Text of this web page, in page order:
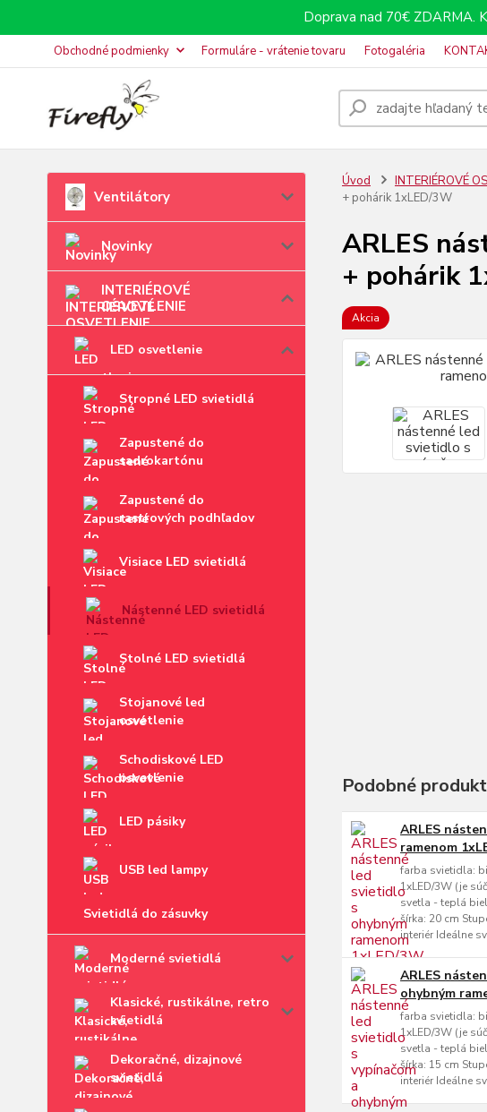
Doprava nad 70€ ZDARMA.
Obchodné podmienky Formuláre - vrátenie tovaru Fotogaléria
Ventilátory
Novinky
INTERIÉROVÉ
OSVETLENIE
LED osvetlenie
Stropné LED svietidlá
Zapustené do
sadrokartónu
Zapustené do
rastrových podhľadov
Visiace LED svietidlá
Nástenné LED svietidlá
Stolné LED svietidlá
Stojanové led
osvetlenie
Schodiskové LED
osvetlenie
LED pásiky
USB led lampy
Svietidlá do zásuvky
Moderné svietidlá
Klasické, rustikálne, retro
svietidlá
Dekoračné, dizajnové
svietidlá
Úvod INTERIÉROVÉ
+ pohárik 1xLED/3W
ARLES
+ pohárik
Akcia
Podobné
ARLES
ramenom
farba svietidla:
1xLED/3W (je
svetla - teplá
šírka: 20 cm
interiér Ideálne
ARLES
ohybným
farba svietidla:
1xLED/3W (je
svetla - teplá
šírka: 15 cm
interiér Ideálne